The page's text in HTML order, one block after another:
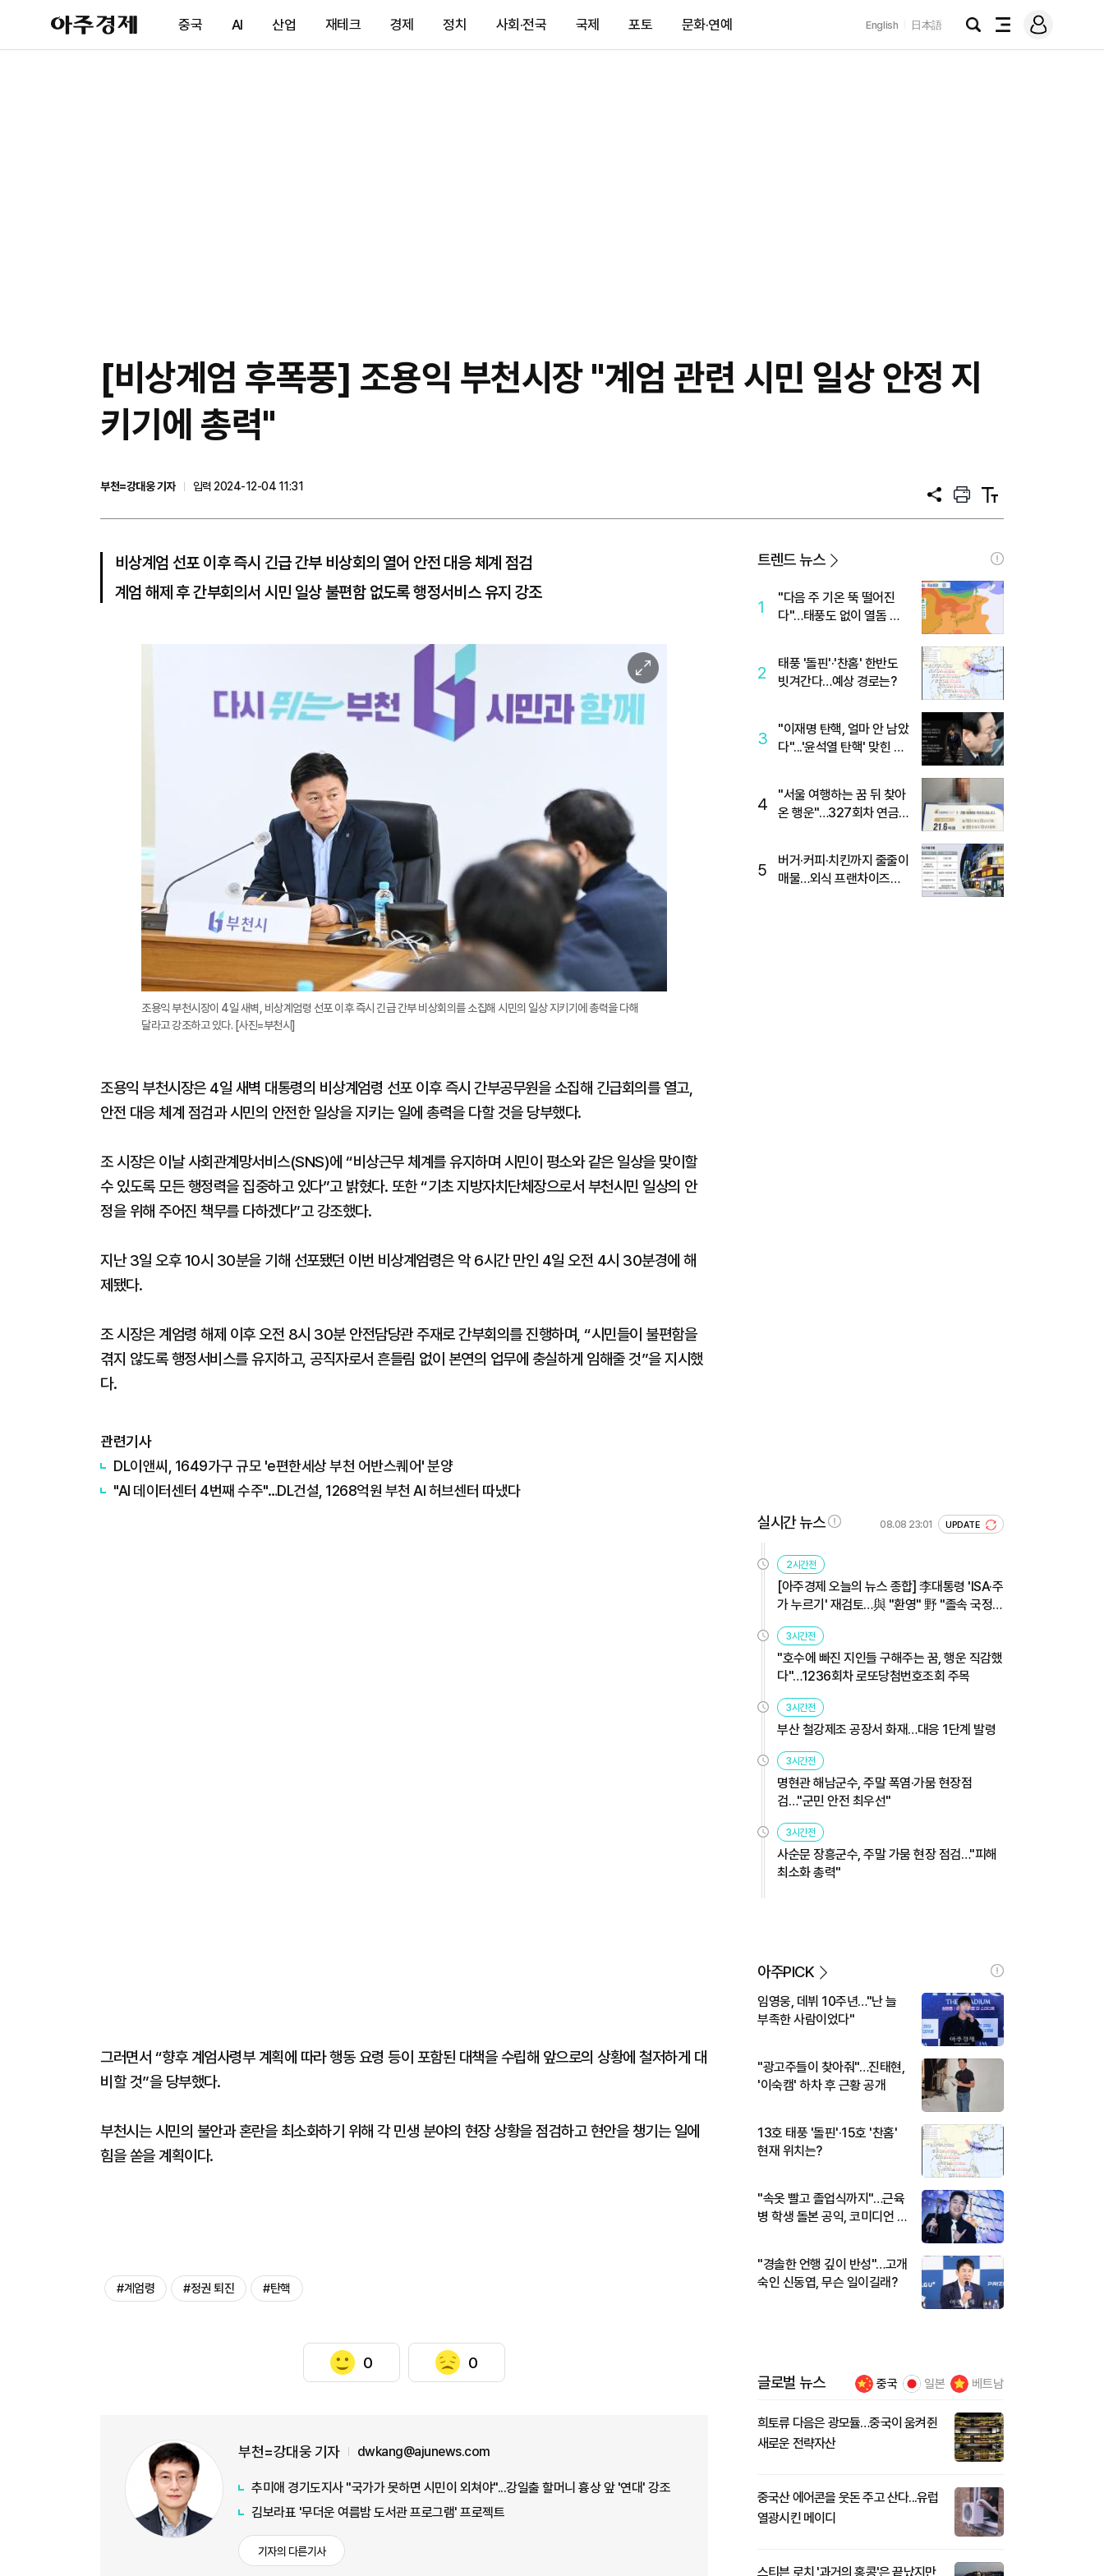
아
주
제
중국 AI 산업 재테크 경제 정치 사회·전국 국제 포토 문화·연예 English 日本語
검
전
메
그
[비상계엄 후폭풍] 조용익 부천시장 "계엄 관련 시민 일상 안정 지
키기에 총력"
부천=강대웅 기자
입력 2024-12-04 11:31
공
프
트
텍
트
비상계엄 선포 이후 즉시 긴급 간부 비상회의 열어 안전 대응 체계 점검
계엄 해제 후 간부회의서 시민 일상 불편함 없도록 행정서비스 유지 강조
이
미
지
조용익 부천시장이 4일 새벽, 비상계엄령 선포 이후 즉시 긴급 간부 비상회의를 소집해 시민의 일상 지키기에 총력을 다해
달라고 강조하고 있다. [사진=부천시]
조용익 부천시장은 4일 새벽 대통령의 비상계엄령 선포 이후 즉시 간부공무원을 소집해 긴급회의를 열고,
안전 대응 체계 점검과 시민의 안전한 일상을 지키는 일에 총력을 다할 것을 당부했다.
조 시장은 이날 사회관계망서비스(SNS)에 “비상근무 체계를 유지하며 시민이 평소와 같은 일상을 맞이할
수 있도록 모든 행정력을 집중하고 있다”고 밝혔다. 또한 “기초 지방자치단체장으로서 부천시민 일상의 안
정을 위해 주어진 책무를 다하겠다”고 강조했다.
지난 3일 오후 10시 30분을 기해 선포됐던 이번 비상계엄령은 악 6시간 만인 4일 오전 4시 30분경에 해
제됐다.
조 시장은 계엄령 해제 이후 오전 8시 30분 안전담당관 주재로 간부회의를 진행하며, “시민들이 불편함을
겪지 않도록 행정서비스를 유지하고, 공직자로서 흔들림 없이 본연의 업무에 충실하게 임해줄 것”을 지시했
다.
관련기사
DL이앤씨, 1649가구 규모 'e편한세상 부천 어반스퀘어' 분양
"AI 데이터센터 4번째 수주"…DL건설, 1268억원 부천 AI 허브센터 따냈다
그러면서 “향후 계엄사령부 계획에 따라 행동 요령 등이 포함된 대책을 수립해 앞으로의 상황에 철저하게 대
비할 것”을 당부했다.
부천시는 시민의 불안과 혼란을 최소화하기 위해 각 민생 분야의 현장 상황을 점검하고 현안을 챙기는 일에
힘을 쏟을 계획이다.
#계엄령 #정권 퇴진 #탄핵
0 0
부천=강대웅 기자 dwkang@ajunews.com
추미애 경기도지사 "국가가 못하면 시민이 외쳐야"...강일출 할머니 흉상 앞 '연대' 강조
김보라표 '무더운 여름밤 도서관 프로그램' 프로젝트
기자의 다른기사
트렌드 뉴스
1
"다음 주 기온 뚝 떨어진
다"…태풍도 없이 열돔 박
2
태풍 '돌핀'·'찬홈' 한반도
빗겨간다…예상 경로는?
3
"이재명 탄핵, 얼마 안 남았
다"...'윤석열 탄핵' 맞힌 무
4
"서울 여행하는 꿈 뒤 찾아
온 행운"…327회차 연금
5
버거·커피·치킨까지 줄줄이
매물…외식 프랜차이즈
실시간 뉴스 08.08 23:01 UPDATE
2시간전
[아주경제 오늘의 뉴스 종합] 李대통령 'ISA·주
가 누르기' 재검토…與 "환영" 野 "졸속 국정"
外
3시간전
"호수에 빠진 지인들 구해주는 꿈, 행운 직감했
다"…1236회차 로또당첨번호조회 주목
3시간전
부산 철강제조 공장서 화재…대응 1단계 발령
3시간전
명현관 해남군수, 주말 폭염·가뭄 현장점
검…"군민 안전 최우선"
3시간전
사순문 장흥군수, 주말 가뭄 현장 점검…"피해
최소화 총력"
아주PICK
임영웅, 데뷔 10주년…"난 늘
부족한 사람이었다"
"광고주들이 찾아줘"…진태현,
'이숙캠' 하차 후 근황 공개
13호 태풍 '돌핀'·15호 '찬홈'
현재 위치는?
"속옷 빨고 졸업식까지"…근육
병 학생 돌본 공익, 코미디언 김
"경솔한 언행 깊이 반성"…고개
숙인 신동엽, 무슨 일이길래?
글로벌 뉴스 중국 일본 베트남
희토류 다음은 광모듈…중국이 움켜쥔
새로운 전략자산
중국산 에어콘을 웃돈 주고 산다...유럽
열광시킨 메이디
스티븐 로치 '과거의 홍콩'은 끝났지만